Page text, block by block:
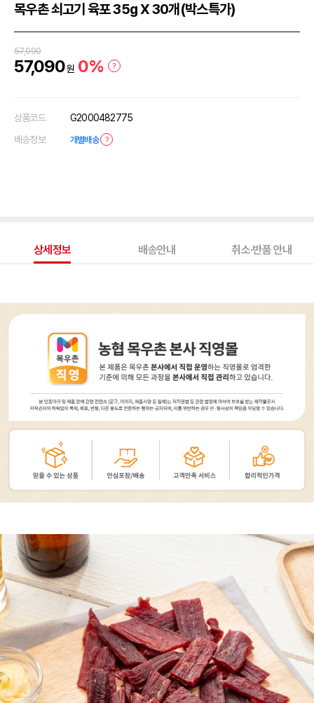
목우촌 쇠고기 육포 35g X 30개(박스특가)
57,090
57,090원 0% ?
상품코드
G2000482775
배송정보
개별배송 ?
상세정보 배송안내 취소·반품 안내